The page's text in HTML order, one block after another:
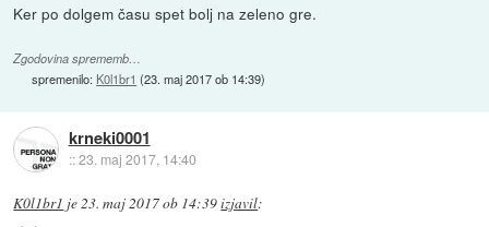
Ker po dolgem času spet bolj na zeleno gre.
Zgodovina sprememb…
spremenilo: K0l1br1 (23. maj 2017 ob 14:39)
krneki0001
::23. maj 2017, 14:40
K0l1br1 je23. maj 2017 ob 14:39izjavil: